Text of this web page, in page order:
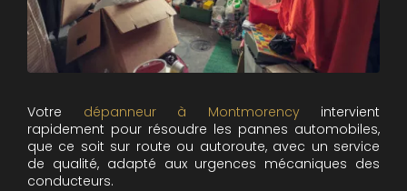
Votre dépanneur à Montmorencyintervient
rapidement pour résoudre les pannes automobiles,
que ce soit sur route ou autoroute, avec un service
de qualité, adapté aux urgences mécaniques des
conducteurs.